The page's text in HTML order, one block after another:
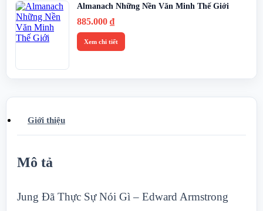
Almanach Những Nền Văn Minh Thế Giới
885.000 ₫
Xem chi tiết
Giới thiệu
Mô tả
Jung Đã Thực Sự Nói Gì – Edward Armstrong